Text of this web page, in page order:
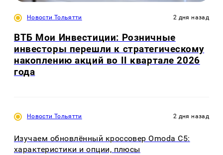
Новости Тольятти 2 дня назад
ВТБ Мои Инвестиции: Розничные
инвесторы перешли к стратегическому
накоплению акций во II квартале 2026
года
Новости Тольятти 2 дня назад
Изучаем обновлённый кроссовер Omoda C5:
характеристики и опции, плюсы